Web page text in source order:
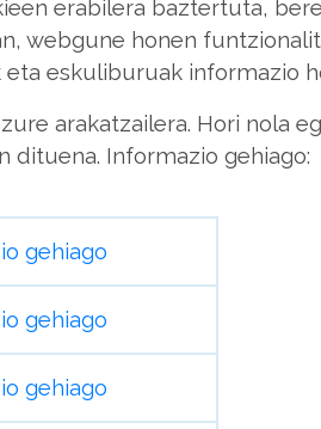
erabilera baztertuta,
webgune honen
eskuliburuak informazio
arakatzailera. Hori nola
dituena. Informazio gehiago:
gehiago
gehiago
gehiago